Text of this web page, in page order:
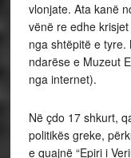
vlonjate. Ata kanë
vënë re edhe
nga shtëpitë e
ndarëse e Muzeut
nga internet).
Në çdo 17 shkurt,
politikës greke,
e quajnë “Epiri i